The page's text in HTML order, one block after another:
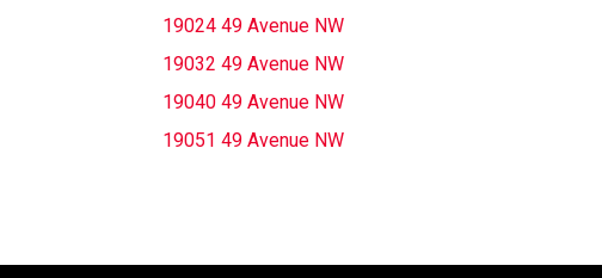
19024 49 Avenue NW
19032 49 Avenue NW
19040 49 Avenue NW
19051 49 Avenue NW